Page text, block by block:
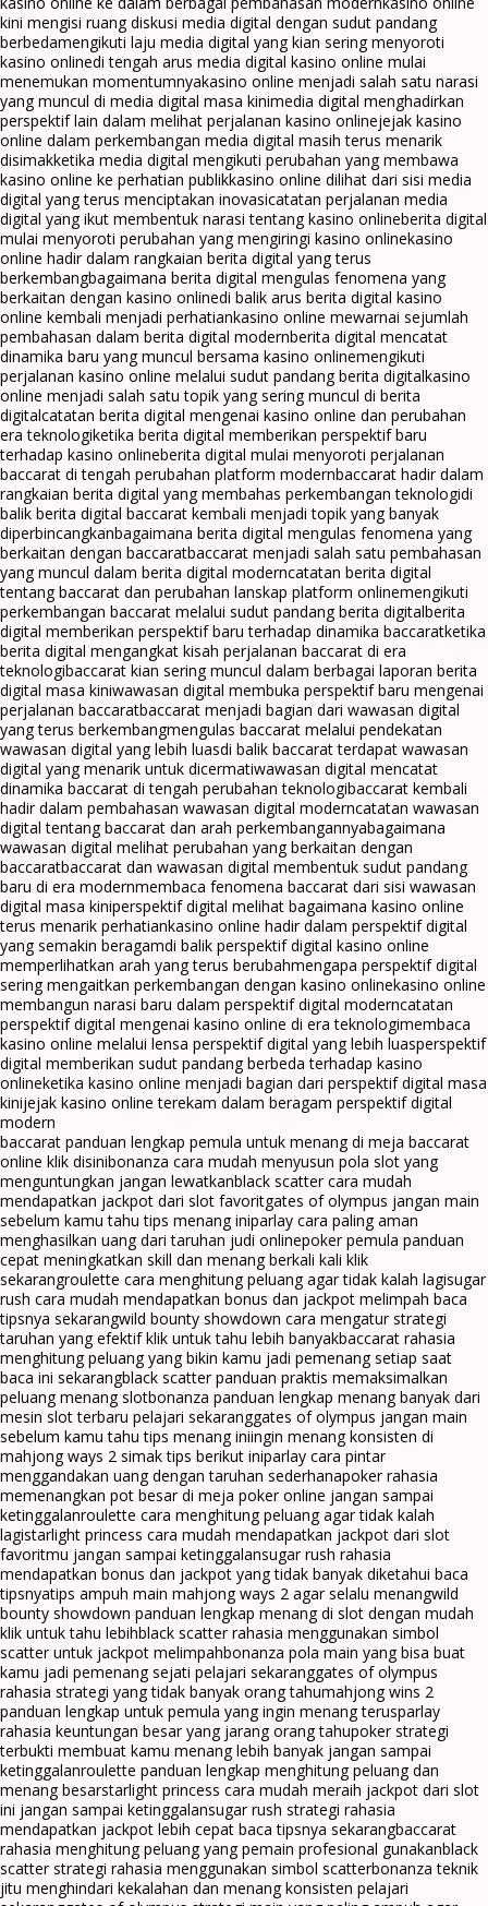
kini mengisi ruang diskusi media digital dengan sudut pandang
berbedamengikuti laju media digital yang kian sering menyoroti
kasino onlinedi tengah arus media digital kasino online mulai
menemukan momentumnyakasino online menjadi salah satu narasi
yang muncul di media digital masa kinimedia digital menghadirkan
perspektif lain dalam melihat perjalanan kasino onlinejejak kasino
online dalam perkembangan media digital masih terus menarik
disimakketika media digital mengikuti perubahan yang membawa
kasino online ke perhatian publikkasino online dilihat dari sisi media
digital yang terus menciptakan inovasicatatan perjalanan media
digital yang ikut membentuk narasi tentang kasino onlineberita digital
mulai menyoroti perubahan yang mengiringi kasino onlinekasino
online hadir dalam rangkaian berita digital yang terus
berkembangbagaimana berita digital mengulas fenomena yang
berkaitan dengan kasino onlinedi balik arus berita digital kasino
online kembali menjadi perhatiankasino online mewarnai sejumlah
pembahasan dalam berita digital modernberita digital mencatat
dinamika baru yang muncul bersama kasino onlinemengikuti
perjalanan kasino online melalui sudut pandang berita digitalkasino
online menjadi salah satu topik yang sering muncul di berita
digitalcatatan berita digital mengenai kasino online dan perubahan
era teknologiketika berita digital memberikan perspektif baru
terhadap kasino onlineberita digital mulai menyoroti perjalanan
baccarat di tengah perubahan platform modernbaccarat hadir dalam
rangkaian berita digital yang membahas perkembangan teknologidi
balik berita digital baccarat kembali menjadi topik yang banyak
diperbincangkanbagaimana berita digital mengulas fenomena yang
berkaitan dengan baccaratbaccarat menjadi salah satu pembahasan
yang muncul dalam berita digital moderncatatan berita digital
tentang baccarat dan perubahan lanskap platform onlinemengikuti
perkembangan baccarat melalui sudut pandang berita digitalberita
digital memberikan perspektif baru terhadap dinamika baccaratketika
berita digital mengangkat kisah perjalanan baccarat di era
teknologibaccarat kian sering muncul dalam berbagai laporan berita
digital masa kiniwawasan digital membuka perspektif baru mengenai
perjalanan baccaratbaccarat menjadi bagian dari wawasan digital
yang terus berkembangmengulas baccarat melalui pendekatan
wawasan digital yang lebih luasdi balik baccarat terdapat wawasan
digital yang menarik untuk dicermatiwawasan digital mencatat
dinamika baccarat di tengah perubahan teknologibaccarat kembali
hadir dalam pembahasan wawasan digital moderncatatan wawasan
digital tentang baccarat dan arah perkembangannyabagaimana
wawasan digital melihat perubahan yang berkaitan dengan
baccaratbaccarat dan wawasan digital membentuk sudut pandang
baru di era modernmembaca fenomena baccarat dari sisi wawasan
digital masa kiniperspektif digital melihat bagaimana kasino online
terus menarik perhatiankasino online hadir dalam perspektif digital
yang semakin beragamdi balik perspektif digital kasino online
memperlihatkan arah yang terus berubahmengapa perspektif digital
sering mengaitkan perkembangan dengan kasino onlinekasino online
membangun narasi baru dalam perspektif digital moderncatatan
perspektif digital mengenai kasino online di era teknologimembaca
kasino online melalui lensa perspektif digital yang lebih luasperspektif
digital memberikan sudut pandang berbeda terhadap kasino
onlineketika kasino online menjadi bagian dari perspektif digital masa
kinijejak kasino online terekam dalam beragam perspektif digital
modern
baccarat panduan lengkap pemula untuk menang di meja baccarat
online klik disinibonanza cara mudah menyusun pola slot yang
menguntungkan jangan lewatkanblack scatter cara mudah
mendapatkan jackpot dari slot favoritgates of olympus jangan main
sebelum kamu tahu tips menang iniparlay cara paling aman
menghasilkan uang dari taruhan judi onlinepoker pemula panduan
cepat meningkatkan skill dan menang berkali kali klik
sekarangroulette cara menghitung peluang agar tidak kalah lagisugar
rush cara mudah mendapatkan bonus dan jackpot melimpah baca
tipsnya sekarangwild bounty showdown cara mengatur strategi
taruhan yang efektif klik untuk tahu lebih banyakbaccarat rahasia
menghitung peluang yang bikin kamu jadi pemenang setiap saat
baca ini sekarangblack scatter panduan praktis memaksimalkan
peluang menang slotbonanza panduan lengkap menang banyak dari
mesin slot terbaru pelajari sekaranggates of olympus jangan main
sebelum kamu tahu tips menang iniingin menang konsisten di
mahjong ways 2 simak tips berikut iniparlay cara pintar
menggandakan uang dengan taruhan sederhanapoker rahasia
memenangkan pot besar di meja poker online jangan sampai
ketinggalanroulette cara menghitung peluang agar tidak kalah
lagistarlight princess cara mudah mendapatkan jackpot dari slot
favoritmu jangan sampai ketinggalansugar rush rahasia
mendapatkan bonus dan jackpot yang tidak banyak diketahui baca
tipsnyatips ampuh main mahjong ways 2 agar selalu menangwild
bounty showdown panduan lengkap menang di slot dengan mudah
klik untuk tahu lebihblack scatter rahasia menggunakan simbol
scatter untuk jackpot melimpahbonanza pola main yang bisa buat
kamu jadi pemenang sejati pelajari sekaranggates of olympus
rahasia strategi yang tidak banyak orang tahumahjong wins 2
panduan lengkap untuk pemula yang ingin menang terusparlay
rahasia keuntungan besar yang jarang orang tahupoker strategi
terbukti membuat kamu menang lebih banyak jangan sampai
ketinggalanroulette panduan lengkap menghitung peluang dan
menang besarstarlight princess cara mudah meraih jackpot dari slot
ini jangan sampai ketinggalansugar rush strategi rahasia
mendapatkan jackpot lebih cepat baca tipsnya sekarangbaccarat
rahasia menghitung peluang yang pemain profesional gunakanblack
scatter strategi rahasia menggunakan simbol scatterbonanza teknik
jitu menghindari kekalahan dan menang konsisten pelajari